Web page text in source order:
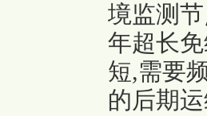
境监测
年超长
短,需要
的后期